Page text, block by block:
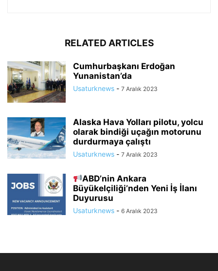
RELATED ARTICLES
Cumhurbaşkanı Erdoğan
Yunanistan’da
Usaturknews - 7 Aralık 2023
Alaska Hava Yolları pilotu, yolcu
olarak bindiği uçağın motorunu
durdurmaya çalıştı
Usaturknews - 7 Aralık 2023
ABD’nin Ankara
Büyükelçiliği’nden Yeni İş İlanı
Duyurusu
Usaturknews - 6 Aralık 2023